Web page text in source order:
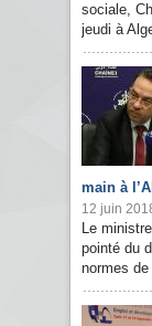
sociale,
jeudi à
main à
12 juin
Le
pointé du
normes de